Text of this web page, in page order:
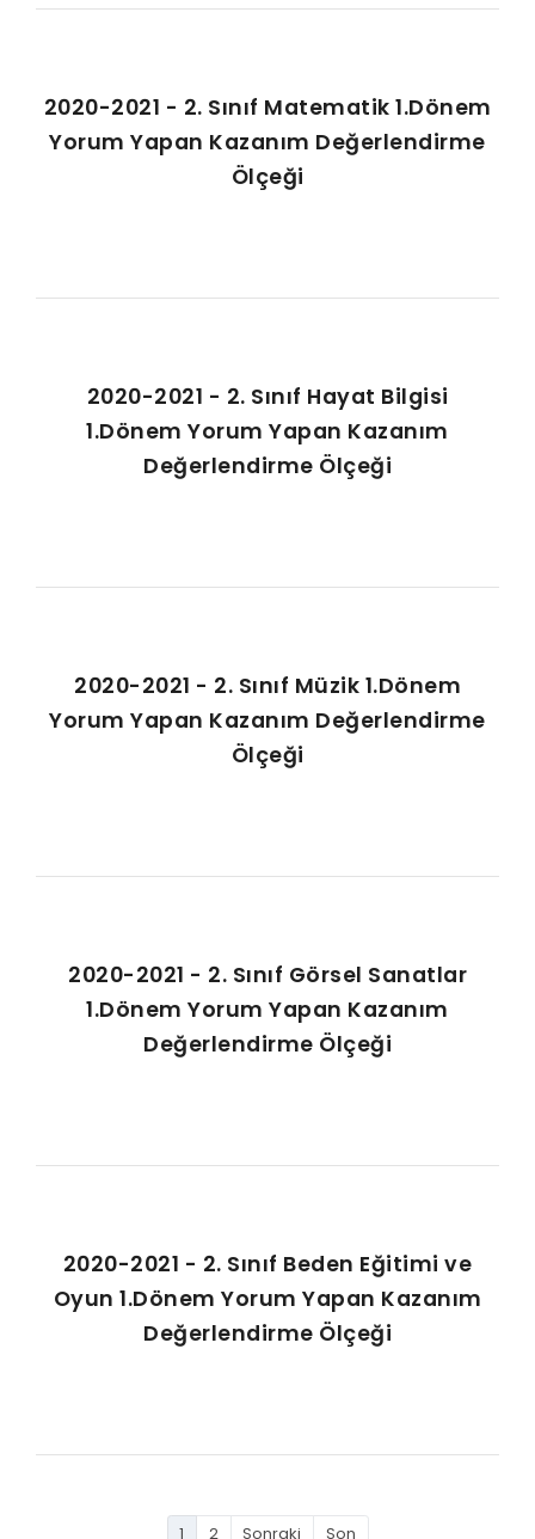
2020-2021 - 2. Sınıf Matematik 1.Dönem
Yorum Yapan Kazanım Değerlendirme
Ölçeği
2020-2021 - 2. Sınıf Hayat Bilgisi
1.Dönem Yorum Yapan Kazanım
Değerlendirme Ölçeği
2020-2021 - 2. Sınıf Müzik 1.Dönem
Yorum Yapan Kazanım Değerlendirme
Ölçeği
2020-2021 - 2. Sınıf Görsel Sanatlar
1.Dönem Yorum Yapan Kazanım
Değerlendirme Ölçeği
2020-2021 - 2. Sınıf Beden Eğitimi ve
Oyun 1.Dönem Yorum Yapan Kazanım
Değerlendirme Ölçeği
1 2 Sonraki Son